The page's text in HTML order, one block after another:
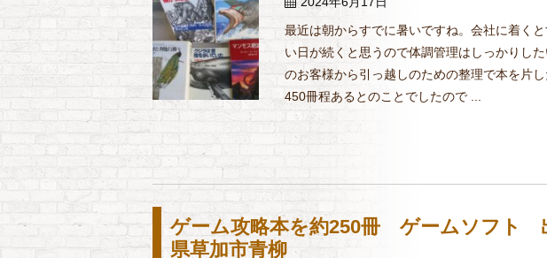
最近は朝からすでに暑いですね。会社に着く
い日が続くと思うので体調管理はしっかりし
のお客様から引っ越しのための整理で本を片
450冊程あるとのことでしたので ...
ゲーム攻略本を約250冊 ゲームソフ
県草加市青柳